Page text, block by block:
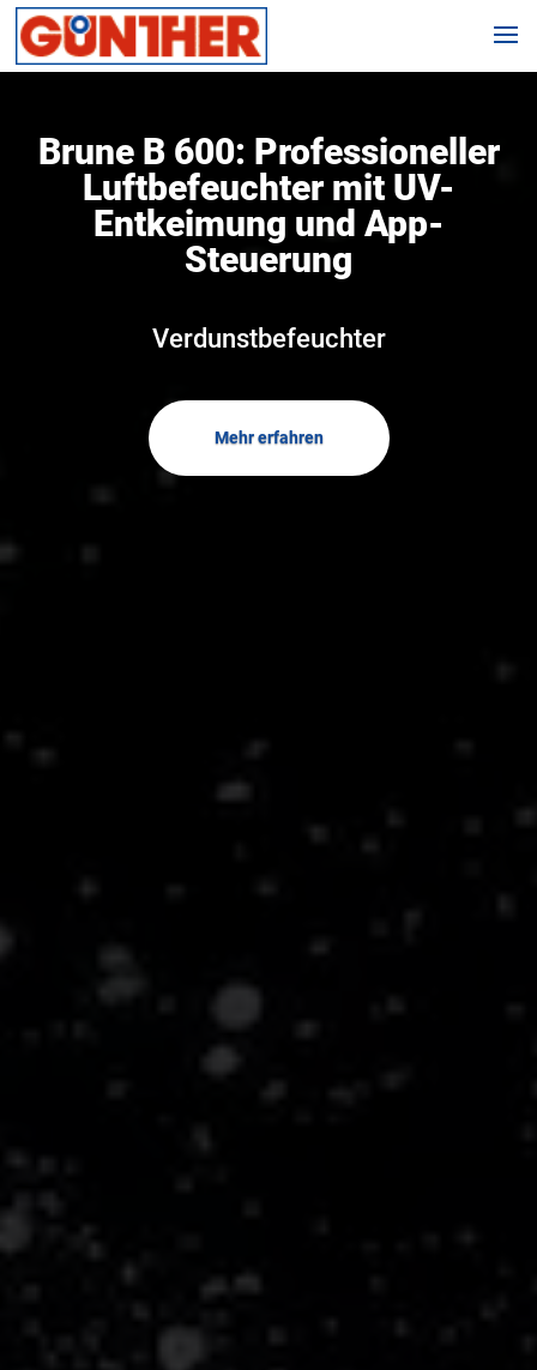
Brune B 600: Professioneller
Luftbefeuchter mit UV-
Entkeimung und App-
Steuerung
Verdunstbefeuchter
Mehr erfahren